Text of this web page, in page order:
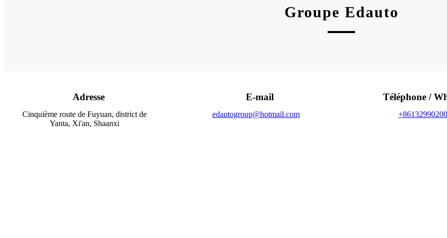
Groupe Edauto
Adresse
Cinquième route de Fuyuan, district de
Yanta, Xi'an, Shaanxi
E-mail
edautogroup@hotmail.com
Téléphone /